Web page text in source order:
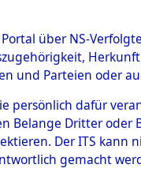
Achmühle
über NS-
und Parteien oder
persönlich dafür
Belange Dritter
Der ITS
gemacht